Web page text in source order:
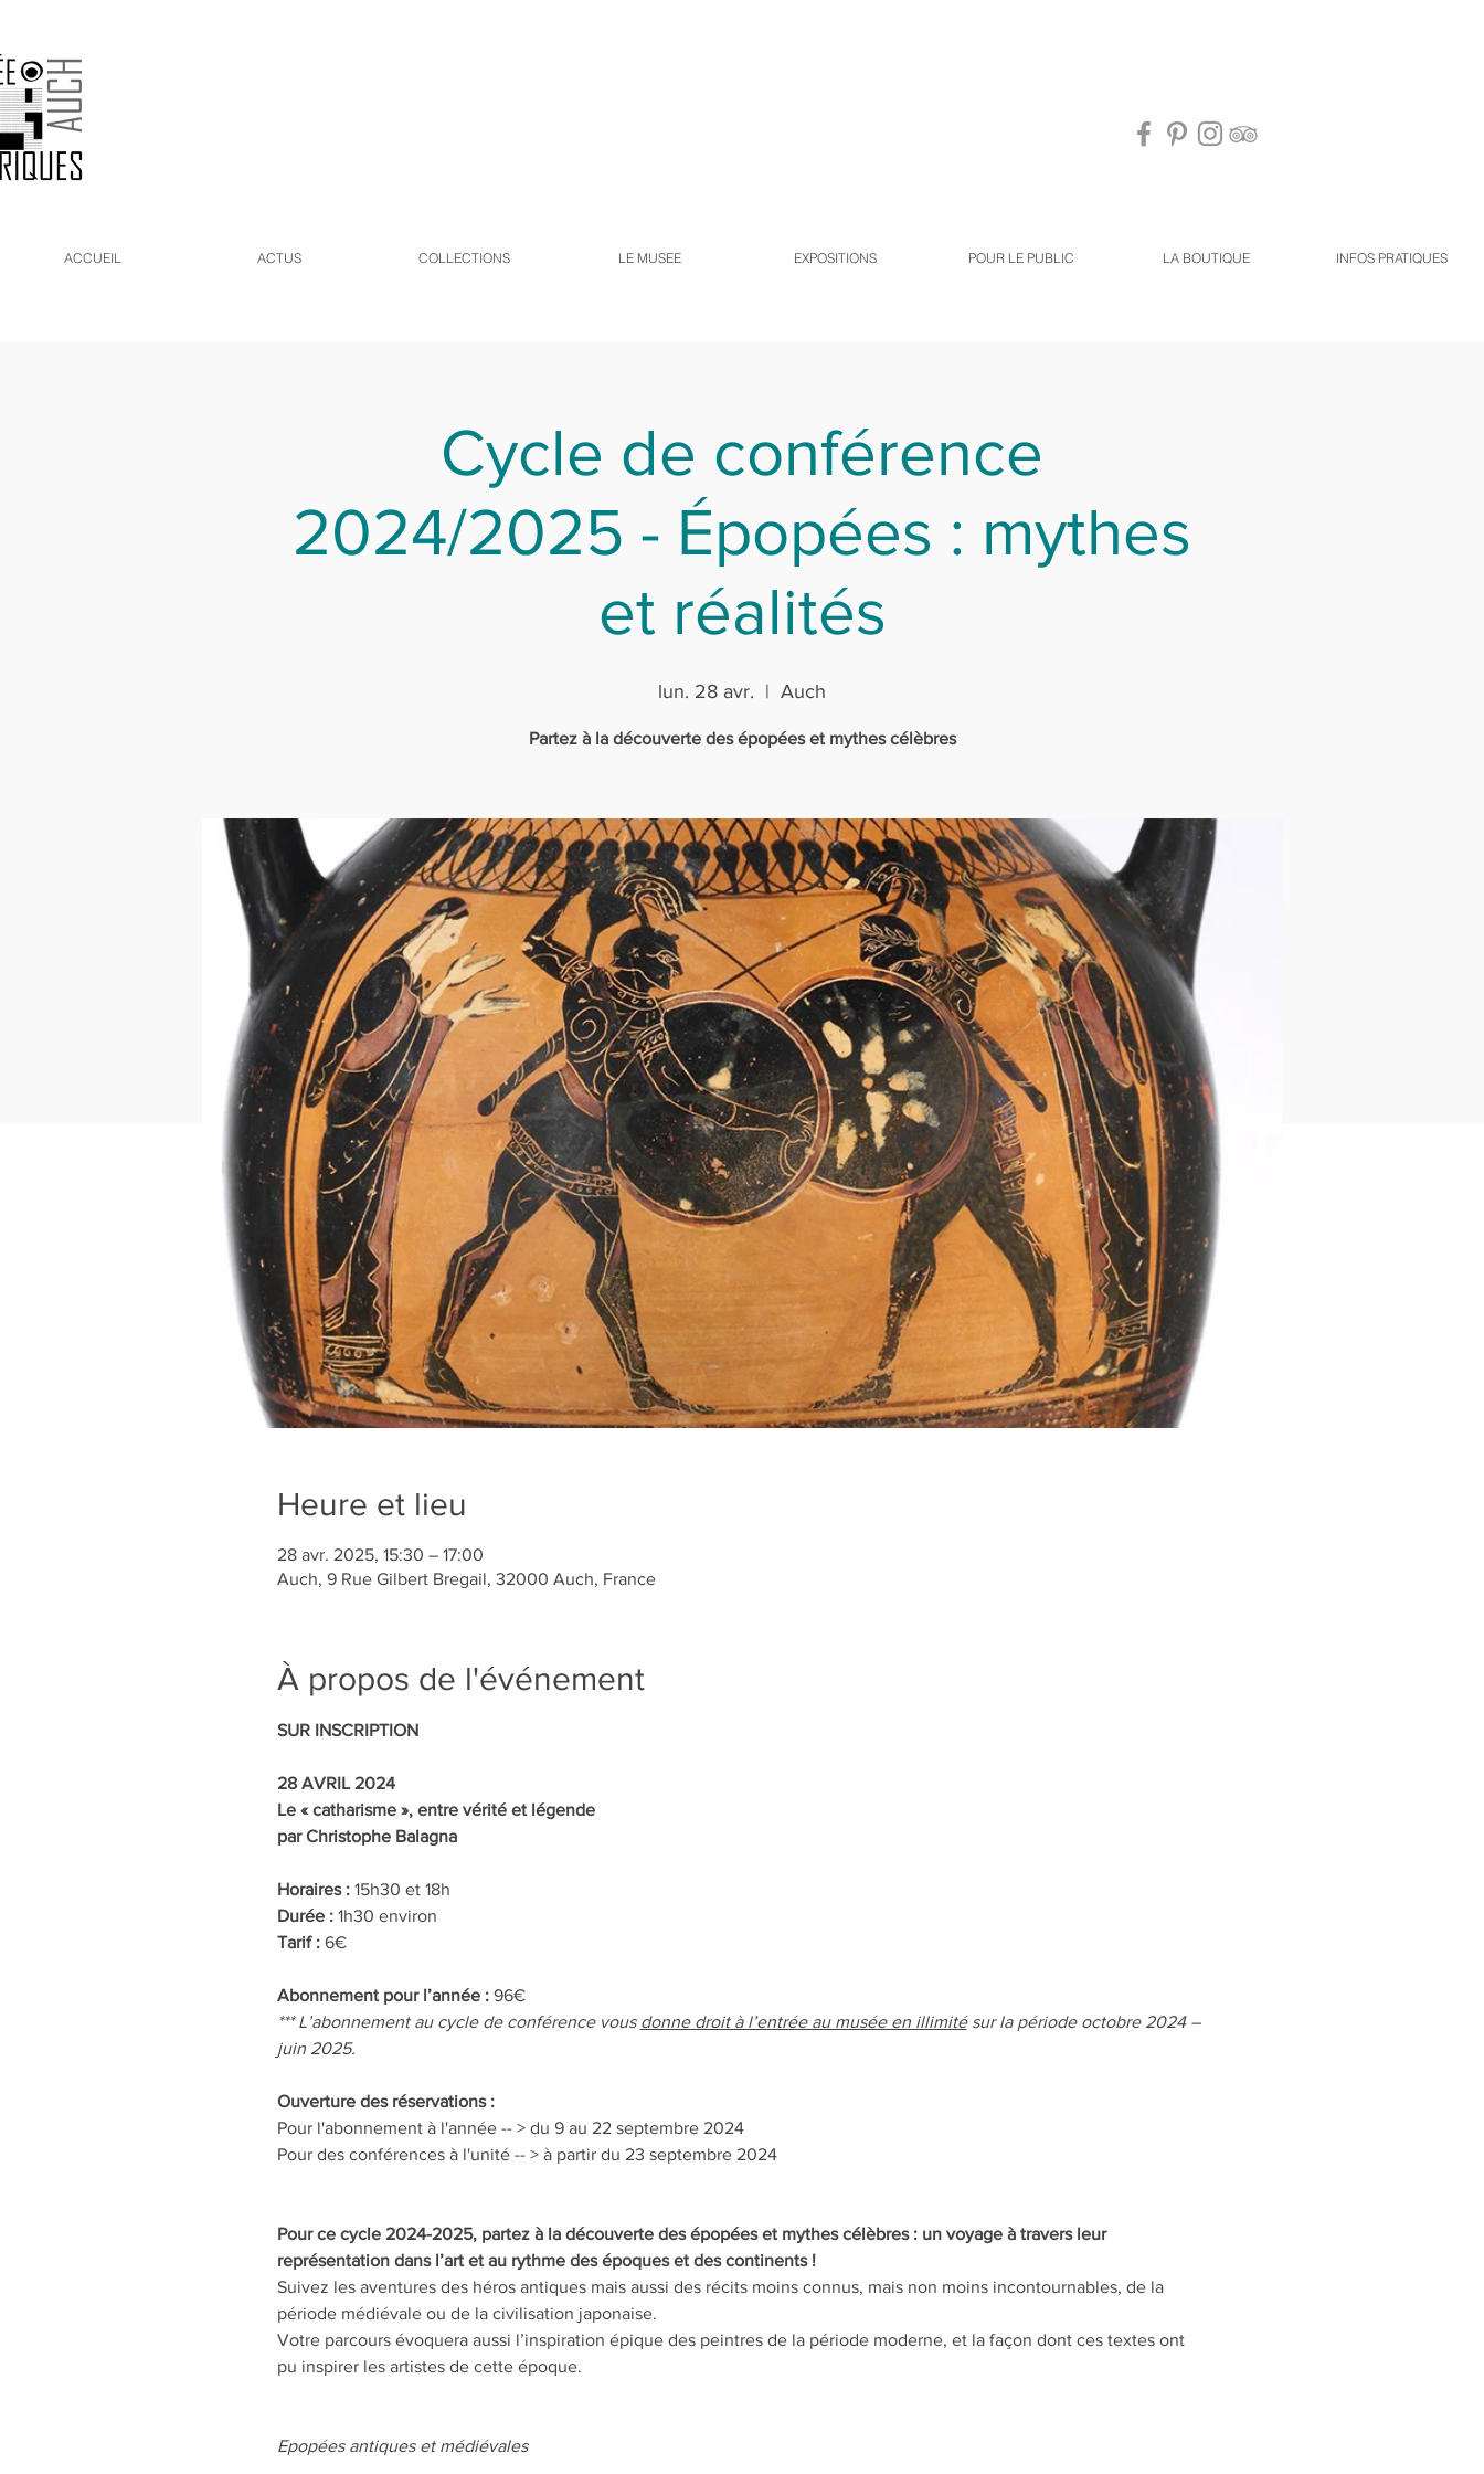
ACCUEIL ACTUS COLLECTIONS LE MUSEE EXPOSITIONS POUR LE PUBLIC LA BOUTIQUE INFOS PRATIQUES
Cycle de conférence
2024/2025 - Épopées : mythes
et réalités
lun. 28 avr.
  |
Auch
Partez à la découverte des épopées et mythes célèbres
Heure et lieu
28 avr. 2025, 15:30 – 17:00
Auch, 9 Rue Gilbert Bregail, 32000 Auch, France
À propos de l'événement
SUR INSCRIPTION
28 AVRIL 2024
Le « catharisme », entre vérité et légende
par Christophe Balagna
Horaires : 15h30 et 18h
Durée : 1h30 environ
Tarif : 6€
Abonnement pour l’année : 96€
*** L’abonnement au cycle de conférence vous donne droit à l’entrée au musée en illimité sur la période octobre 2024 –
juin 2025.
Ouverture des réservations :
Pour l'abonnement à l'année -- > du 9 au 22 septembre 2024
Pour des conférences à l'unité -- > à partir du 23 septembre 2024
Pour ce cycle 2024-2025, partez à la découverte des épopées et mythes célèbres : un voyage à travers leur
représentation dans l’art et au rythme des époques et des continents !
Suivez les aventures des héros antiques mais aussi des récits moins connus, mais non moins incontournables, de la
période médiévale ou de la civilisation japonaise.
Votre parcours évoquera aussi l’inspiration épique des peintres de la période moderne, et la façon dont ces textes ont
pu inspirer les artistes de cette époque.
Epopées antiques et médiévales